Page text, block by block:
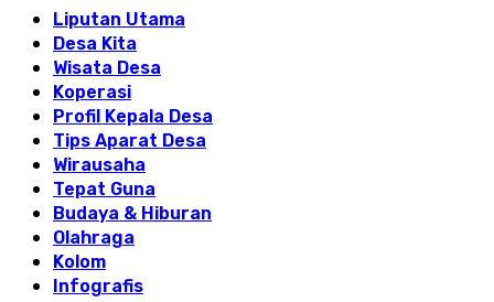
Liputan Utama
Desa Kita
Wisata Desa
Koperasi
Profil Kepala Desa
Tips Aparat Desa
Wirausaha
Tepat Guna
Budaya & Hiburan
Olahraga
Kolom
Infografis